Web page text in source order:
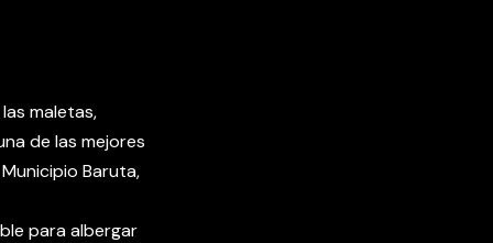
maletas,
de las mejores
Baruta,
para albergar